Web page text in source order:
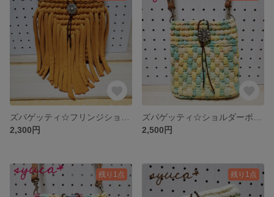
2,300円
2,500円
残り1点 残り1点